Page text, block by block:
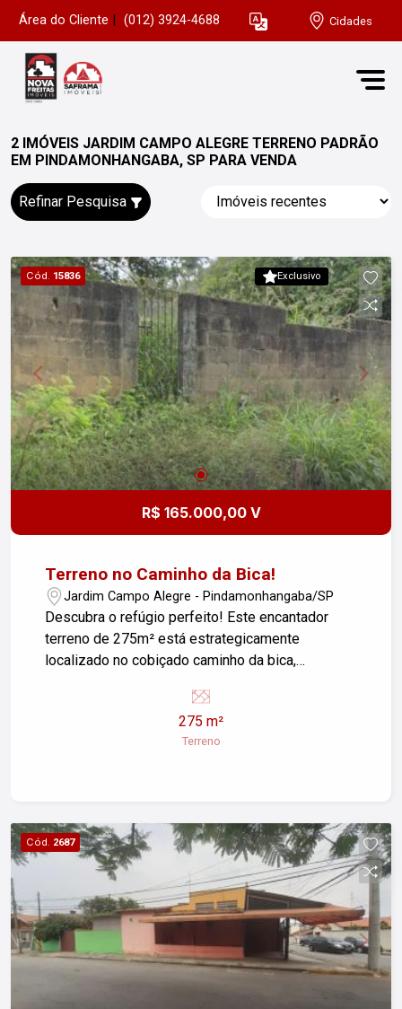
Área do Cliente (012) 3924-4688 Cidades
2 IMÓVEIS JARDIM CAMPO ALEGRE TERRENO PADRÃO
EM PINDAMONHANGABA, SP PARA VENDA
Refinar Pesquisa
Exclusivo
Cód. 15836
R$ 165.000,00 V
Terreno no Caminho da Bica!
Jardim Campo Alegre - Pindamonhangaba/SP
Descubra o refúgio perfeito! Este encantador
terreno de 275m² está estrategicamente
localizado no cobiçado caminho da bica,
minutos do vibrante centro da cidade. Ideal para
quem busca a tranquilidade do campo sem abrir
mão da conveniência urbana. Uma oportunidade
275 m²
Terreno
Cód. 2687